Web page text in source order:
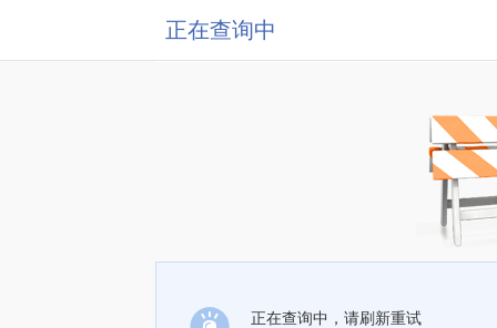
正在查询中
正在查询中，请刷新重试